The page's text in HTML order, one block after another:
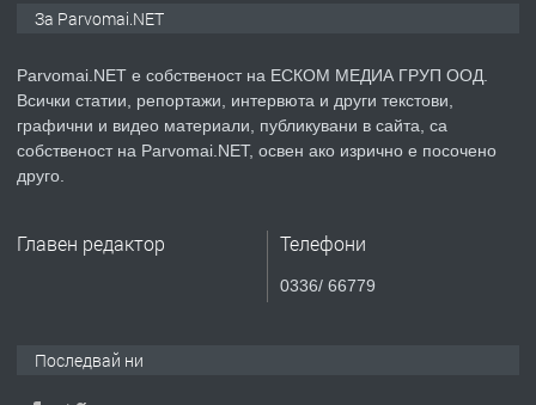
преди 1 година
ПРЕДЛАГА Уроци по Математика
За Parvomai.NET
Parvomai.NET е собственост на ЕСКОМ МЕДИА ГРУП ООД.
Всички статии, репортажи, интервюта и други текстови,
графични и видео материали, публикувани в сайта, са
собственост на Parvomai.NET, освен ако изрично е посочено
друго.
Главен редактор Телефони
0336/ 66779
Последвай ни